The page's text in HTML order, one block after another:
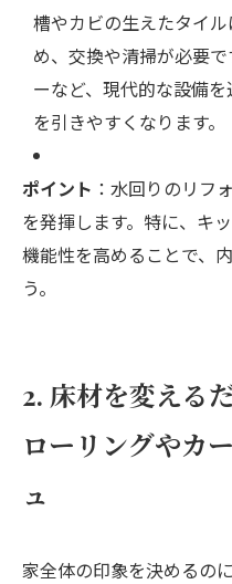
槽やカビの生えたタイ
め、交換や清掃が必要
ーなど、現代的な設備
を引きやすくなります。
ポイント ：水回りのリフ
を発揮します。特に、キ
機能性を高めることで、
う。
2. 床材を変える
ローリングやカ
ュ
家全体の印象を決めるの